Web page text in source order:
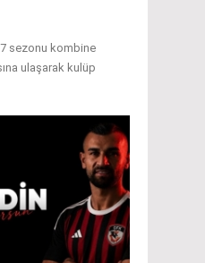
sezonu kombine
ulaşarak kulüp